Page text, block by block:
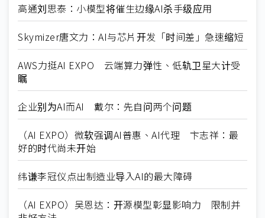
高通刘思泰：小模型将催生边缘AI杀手级应用
Skymizer唐文力：AI与芯片开发「时间差」急速缩短
AWS力挺AI EXPO 云端算力弹性、低轨卫星大计受
瞩
企业别为AI而AI 戴尔：先自问两个问题
（AI EXPO）微软强调AI普惠、AI代理 卞志祥：最
好的时代尚未开始
纬谦李冠仪点出制造业导入AI的最大障碍
（AI EXPO）吴恩达：开源模型彰显影响力 限制并